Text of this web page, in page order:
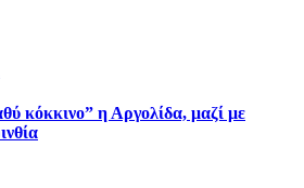
κόκκινο” η Αργολίδα, μαζί με